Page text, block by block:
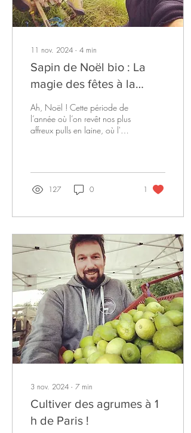
11 nov. 2024 ∙ 4 min
Sapin de Noël bio : La
magie des fêtes à la
ferme !
Ah, Noël ! Cette période de
l’année où l’on revêt nos plus
affreux pulls en laine, où l'on
127 0 1
3 nov. 2024 ∙ 7 min
Cultiver des agrumes à 1
h de Paris !